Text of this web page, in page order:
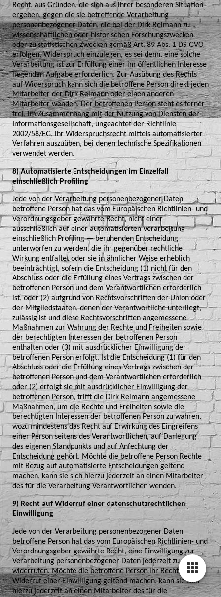
Recht, aus Gründen, die sich aus ihrer besonderen Situation
ergeben, gegen die sie betreffende Verarbeitung
personenbezogener Daten, die bei der Dirk Reimann zu
wissenschaftlichen oder historischen Forschungszwecken
oder zu statistischen Zwecken gemäß Art. 89 Abs. 1 DS-GVO
erfolgen, Widerspruch einzulegen, es sei denn, eine solche
Verarbeitung ist zur Erfüllung einer im öffentlichen Interesse
liegenden Aufgabe erforderlich. Zur Ausübung des Rechts
auf Widerspruch kann sich die betroffene Person direkt jeden
Mitarbeiter der Dirk Reimann oder einen anderen
Mitarbeiter wenden. Der betroffenen Person steht es ferner
frei, im Zusammenhang mit der Nutzung von Diensten der
Informationsgesellschaft, ungeachtet der Richtlinie
2002/58/EG, ihr Widerspruchsrecht mittels automatisierter
Verfahren auszuüben, bei denen technische Spezifikationen
verwendet werden.
8) Automatisierte Entscheidungen im Einzelfall
einschließlich Profiling
Jede von der Verarbeitung personenbezogener Daten
betroffene Person hat das vom Europäischen Richtlinien- und
Verordnungsgeber gewährte Recht, nicht einer
ausschließlich auf einer automatisierten Verarbeitung —
einschließlich Profiling — beruhenden Entscheidung
unterworfen zu werden, die ihr gegenüber rechtliche
Wirkung entfaltet oder sie in ähnlicher Weise erheblich
beeinträchtigt, sofern die Entscheidung (1) nicht für den
Abschluss oder die Erfüllung eines Vertrags zwischen der
betroffenen Person und dem Verantwortlichen erforderlich
ist, oder (2) aufgrund von Rechtsvorschriften der Union oder
der Mitgliedstaaten, denen der Verantwortliche unterliegt,
zulässig ist und diese Rechtsvorschriften angemessene
Maßnahmen zur Wahrung der Rechte und Freiheiten sowie
der berechtigten Interessen der betroffenen Person
enthalten oder (3) mit ausdrücklicher Einwilligung der
betroffenen Person erfolgt. Ist die Entscheidung (1) für den
Abschluss oder die Erfüllung eines Vertrags zwischen der
betroffenen Person und dem Verantwortlichen erforderlich
oder (2) erfolgt sie mit ausdrücklicher Einwilligung der
betroffenen Person, trifft die Dirk Reimann angemessene
Maßnahmen, um die Rechte und Freiheiten sowie die
berechtigten Interessen der betroffenen Person zu wahren,
wozu mindestens das Recht auf Erwirkung des Eingreifens
einer Person seitens des Verantwortlichen, auf Darlegung
des eigenen Standpunkts und auf Anfechtung der
Entscheidung gehört. Möchte die betroffene Person Rechte
mit Bezug auf automatisierte Entscheidungen geltend
machen, kann sie sich hierzu jederzeit an einen Mitarbeiter
des für die Verarbeitung Verantwortlichen wenden.
9) Recht auf Widerruf einer datenschutzrechtlichen
Einwilligung
Jede von der Verarbeitung personenbezogener Daten
betroffene Person hat das vom Europäischen Richtlinien- und
Verordnungsgeber gewährte Recht, eine Einwilligung zur
Verarbeitung personenbezogener Daten jederzeit zu
widerrufen. Möchte die betroffene Person ihr Recht auf
Widerruf einer Einwilligung geltend machen, kann sie sich
hierzu jederzeit an einen Mitarbeiter des für die